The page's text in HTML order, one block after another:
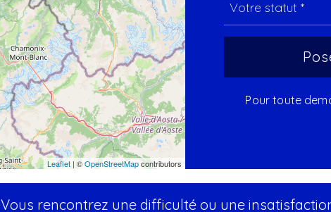
Leaflet | ©OpenStreetMapcontributors
Pour toute
Vous rencontrez une difficulté ou une